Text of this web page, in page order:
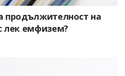
продължителност на
лек емфизем?